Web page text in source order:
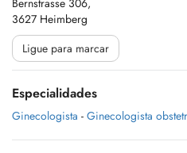
Bernstrasse 306,
3627 Heimberg
Ligue para marcar
Especialidades
Ginecologista - Ginecologista